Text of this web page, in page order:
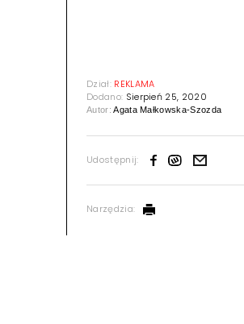
Dział: REKLAMA
Dodano:Sierpień 25, 2020
Agata Małkowska-Szozda
Udostępnij:
Narzędzia: